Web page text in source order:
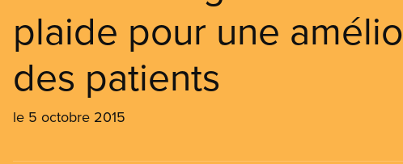
plaide pour une
des patients
le 5 octobre 2015